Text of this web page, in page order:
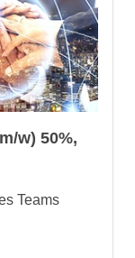
w) 50%,
Teams